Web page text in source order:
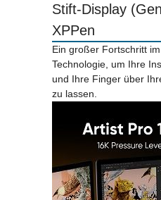
Stift-Display
XPPen
Ein großer Fortschritt
Technologie, um Ihre
und Ihre Finger über
zu lassen.